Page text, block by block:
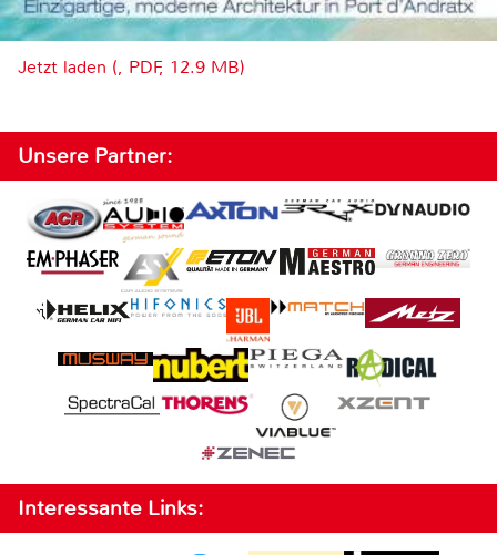
Jetzt laden (, PDF, 12.9 MB)
Unsere Partner:
Interessante Links: